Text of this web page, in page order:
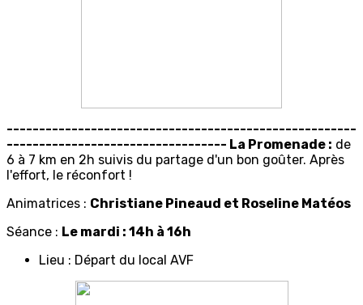
------------------------------------------------------
---------------------------------- La Promenade : de
6 à 7 km en 2h suivis du partage d'un bon goûter. Après
l'effort, le réconfort !
Animatrices : Christiane Pineaud et Roseline Matéos
Séance : Le mardi : 14h à 16h
Lieu : Départ du local AVF